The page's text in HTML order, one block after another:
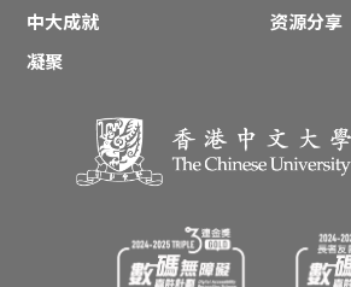
中大成就
资源分享
凝聚